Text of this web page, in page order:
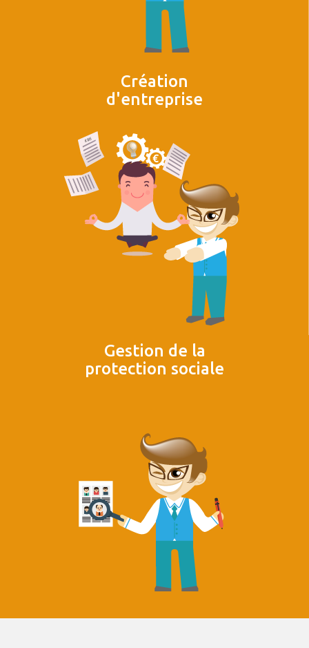
Création
d'entreprise
Gestion de la
protection sociale